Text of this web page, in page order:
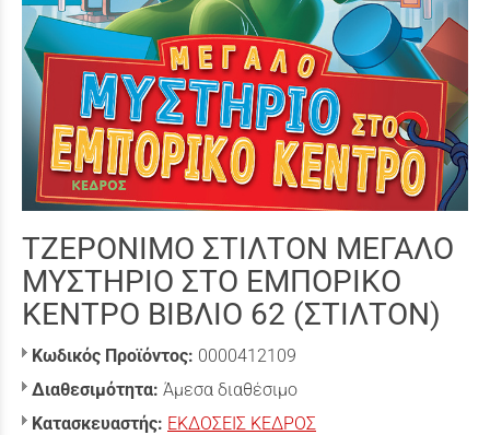
ΤΖΕΡΟΝΙΜΟ ΣΤΙΛΤΟΝ ΜΕΓΑΛΟ
ΜΥΣΤΗΡΙΟ ΣΤΟ ΕΜΠΟΡΙΚΟ
ΚΕΝΤΡΟ ΒΙΒΛΙΟ 62 (ΣΤΙΛΤΟΝ)
Κωδικός Προϊόντος: 0000412109
Διαθεσιμότητα: Άμεσα διαθέσιμο
Κατασκευαστής: ΕΚΔΟΣΕΙΣ ΚΕΔΡΟΣ